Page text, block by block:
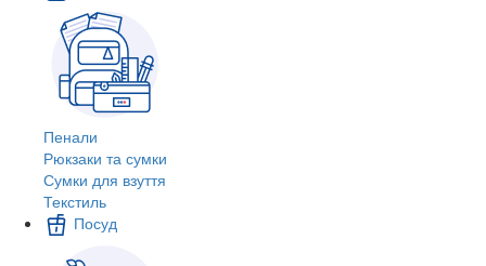
Пенали
Рюкзаки та сумки
Сумки для взуття
Текстиль
Посуд